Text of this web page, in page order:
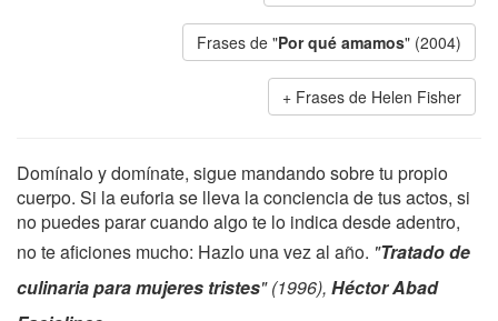
Frases de "Por qué amamos" (2004)
Frases de Helen Fisher
Domínalo y domínate, sigue mandando sobre tu propio
cuerpo. Si la euforia se lleva la conciencia de tus actos, si
no puedes parar cuando algo te lo indica desde adentro,
no te aficiones mucho: Hazlo una vez al año. "Tratado de
culinaria para mujeres tristes" (1996), Héctor Abad